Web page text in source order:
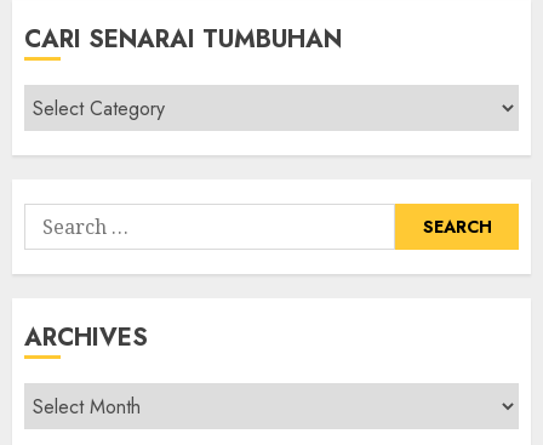
CARI SENARAI TUMBUHAN
Cari
Senarai
Tumbuhan
Search
for:
ARCHIVES
Archives